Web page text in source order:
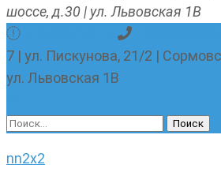
шоссе, д.30 | ул. Львовская 1В
7 | ул. Пискунова, 21/2 |
ул. Львовская 1В
Найти:
nn2x2